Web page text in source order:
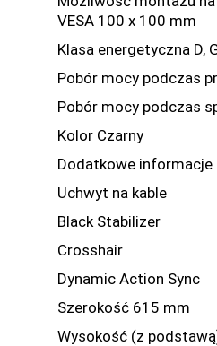
VESA 100 x 100 mm
Klasa energetyczna D,
Pobór mocy podczas
Pobór mocy podczas
Kolor Czarny
Dodatkowe informacje
Uchwyt na kable
Black Stabilizer
Crosshair
Dynamic Action Sync
Szerokość 615 mm
Wysokość (z